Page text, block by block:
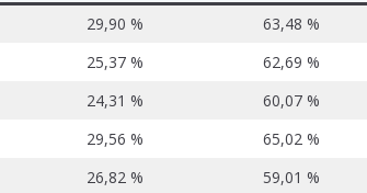
29,90 %
63,48 %
25,37 %
62,69 %
24,31 %
60,07 %
29,56 %
65,02 %
26,82 %
59,01 %